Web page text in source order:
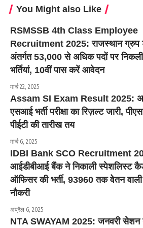
You Might also Like
RSMSSB 4th Class Employee
Recruitment 2025: राजस्थान ग्रुप
अंतर्गत 53,000 से अधिक पदों पर निकली
भर्तियां, 10वीं पास करें आवेदन
मार्च 22, 2025
Assam SI Exam Result 2025:
एसआई भर्ती परीक्षा का रिज़ल्ट जारी,
पीईटी की तारीख तय
मार्च 6, 2025
IDBI Bank SCO Recruitment
आईडीबीआई बैंक ने निकाली स्पेशलिस्ट
ऑफिसर की भर्ती, 93960 तक वेतन वाली
नौकरी
अप्रैल 6, 2025
NTA SWAYAM 2025: जनवरी